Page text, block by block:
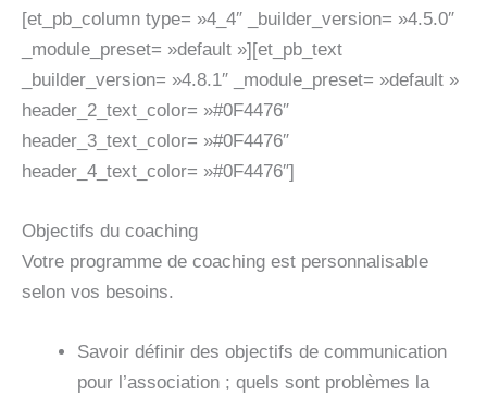
[et_pb_column type= »4_4″ _builder_version= »4.5.0″
_module_preset= »default »][et_pb_text
_builder_version= »4.8.1″ _module_preset= »default »
header_2_text_color= »#0F4476″
header_3_text_color= »#0F4476″
header_4_text_color= »#0F4476″]
Objectifs du coaching
Votre programme de coaching est personnalisable
selon vos besoins.
Savoir définir des objectifs de communication
pour l’association ; quels sont problèmes la